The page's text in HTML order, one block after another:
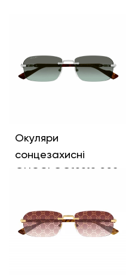
Інші кольори
Окуляри
сонцезахисні
GUCCI GG1221S 008
20499,00UAH